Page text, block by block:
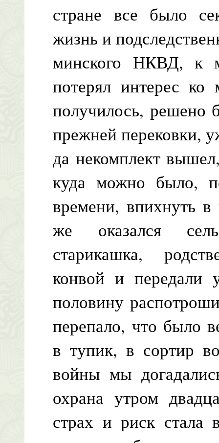
стране все было
жизнь и
минского НКВД, к
потерял интерес
получилось, решено
прежней перековки,
да некомплект
куда можно было,
времени, впихнуть
же оказался
старикашка,
конвой и передали
половину
перепало, что было
в тупик, в сортир
войны мы
охрана утром
страх и риск стала